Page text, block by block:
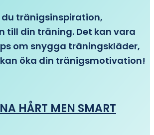
tränigsinspiration,
till din träning. Det kan vara
om snygga träningskläder,
öka din tränigsmotivation!
HÅRT MEN SMART